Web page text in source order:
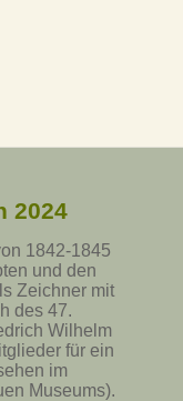
2024
1842-1845
und den
Zeichner mit
des 47.
Wilhelm
für ein
im
Museums).